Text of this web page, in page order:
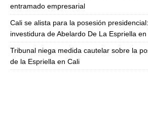
entramado empresarial
Cali se alista para la posesión
investidura de Abelardo De La Espriella
Tribunal niega medida cautelar sobre la
de la Espriella en Cali